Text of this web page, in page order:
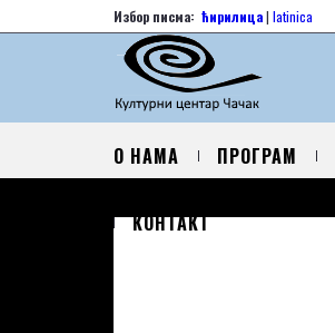
Избор писма: ћирилица| latinica
О НАМА ПРОГРАМ
КОНТАКТ